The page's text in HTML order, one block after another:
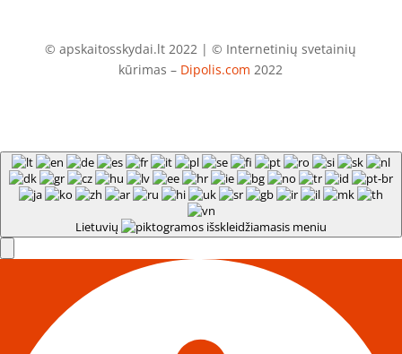
© apskaitosskydai.lt 2022 | © Internetinių svetainių
kūrimas – Dipolis.com 2022
Lietuvių